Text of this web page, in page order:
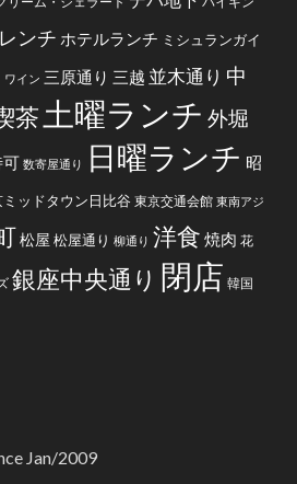
ンチ ホテルランチ ミシュランガイ
ワイン 三原通り 三越 並木通り 中
茶 土曜ランチ 外堀
可 数寄屋通り 日曜ランチ 昭
ミッドタウン日比谷 東京交通会館 東南アジ
松屋 松屋通り 柳通り 洋食 焼肉 花
銀座中央通り 閉店 韓国
Jan/2009